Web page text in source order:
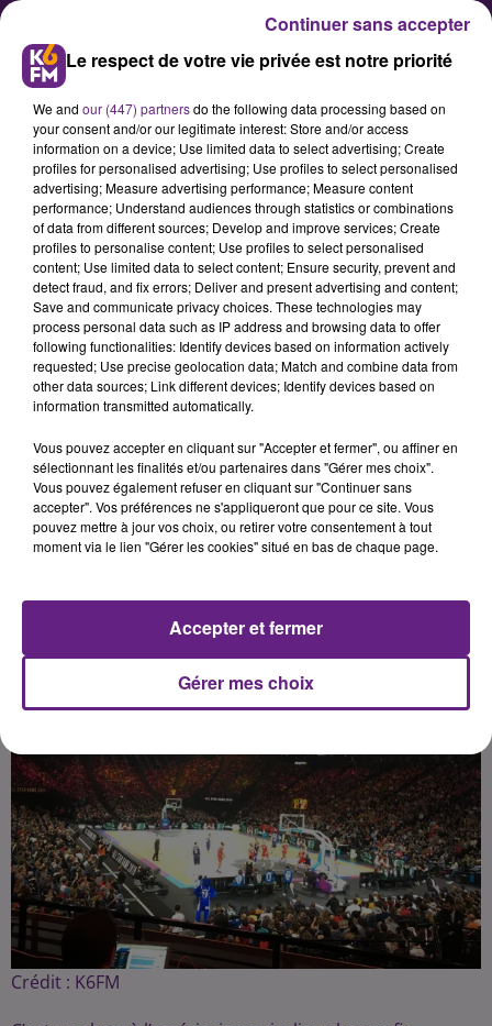
3 Dijonnais étaient au « All Star
Games LNB »
C’est LE gros rendez-vous basket de
la fin d’année en France, le « All
Star Games LNB » avait lieu ce
dimanche à l’Accorhotels Arena de
Julien et Alexandre Chassang de la
JDA Dijon étaient sur place.
Publié : 30 décembre 2019 à 17h48 par Fabrice Aubry
Crédit : K6FM
Le respect de votre vie privée est notre priorité
We and our (447) partnersdo the following data processing based on
your consent and/or our legitimate interest: Store and/or access
information on a device; Use limited data to select advertising; Create
profiles for personalised advertising; Use profiles to select personalised
advertising; Measure advertising performance; Measure content
performance; Understand audiences through statistics or combinations
of data from different sources; Develop and improve services; Create
profiles to personalise content; Use profiles to select personalised
content; Use limited data to select content; Ensure security, prevent and
detect fraud, and fix errors; Deliver and present advertising and content;
Save and communicate privacy choices. These technologies may
process personal data such as IP address and browsing data to offer
following functionalities: Identify devices based on information actively
requested; Use precise geolocation data; Match and combine data from
other data sources; Link different devices; Identify devices based on
information transmitted automatically.
Vous pouvez accepter en cliquant sur "Accepter et fermer", ou affiner en
sélectionnant les finalités et/ou partenaires dans "Gérer mes choix".
Vous pouvez également refuser en cliquant sur "Continuer sans
accepter". Vos préférences ne s'appliqueront que pour ce site. Vous
pouvez mettre à jour vos choix, ou retirer votre consentement à tout
moment via le lien "Gérer les cookies" situé en bas de chaque page.
Gérer mes choix
Accepter et fermer
Continuer sans accepter